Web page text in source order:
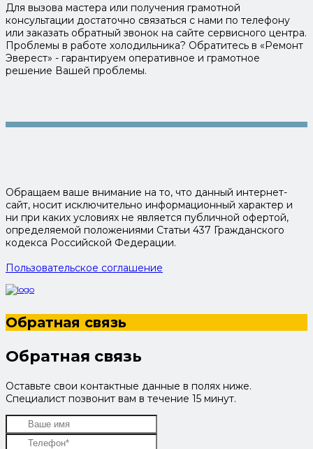
Для вызова мастера или получения грамотной
консультации достаточно связаться с нами по телефону
или заказать обратный звонок на сайте сервисного центра.
Проблемы в работе холодильника? Обратитесь в «Ремонт
Эверест» - гарантируем оперативное и грамотное
решение Вашей проблемы.
Обращаем ваше внимание на то, что данный интернет-
сайт, носит исключительно информационный характер и
ни при каких условиях не является публичной офертой,
определяемой положениями Статьи 437 Гражданского
кодекса Российской Федерации.
Пользовательское соглашение
Обратная связь
Обратная связь
Оставьте свои контактные данные в полях ниже.
Специалист позвонит вам в течение 15 минут.